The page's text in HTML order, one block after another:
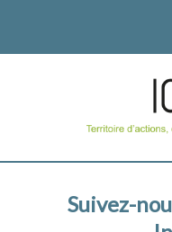
Suivez-